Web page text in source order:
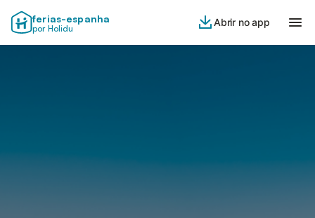
ferias-espanha
por Holidu
Abrir no app